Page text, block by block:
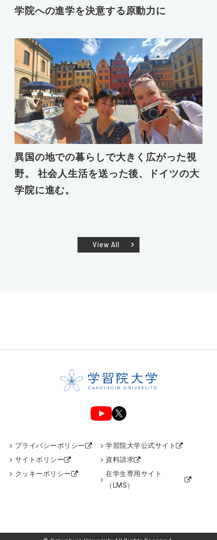
学院への進学を決意する原動力に
異国の地での暮らしで大きく広がった視
野。 社会人生活を送った後、ドイツの大
学院に進む。
View All
プライバシーポリシー
サイトポリシー
クッキーポリシー
学習院大学公式サイト
資料請求
在学生専用サイト
（LMS）